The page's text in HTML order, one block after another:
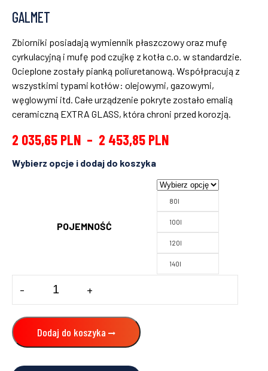
GALMET
Zbiorniki posiadają wymiennik płaszczowy oraz mufę
cyrkulacyjną i mufę pod czujkę z kotła c.o. w standardzie.
Ocieplone zostały pianką poliuretanową. Współpracują z
wszystkimi typami kotłów: olejowymi, gazowymi,
węglowymi itd. Całe urządzenie pokryte zostało emalią
ceramiczną EXTRA GLASS, która chroni przed korozją.
2 035,65 PLN – 2 453,85 PLN
POJEMNOŚĆ
80l
100l
120l
140l
WYMIENNIK
80l
SGW(L)P
DWUPŁASZCZOWY,
EMALIOWANY,
PIANKA
- +
Dodaj do koszyka